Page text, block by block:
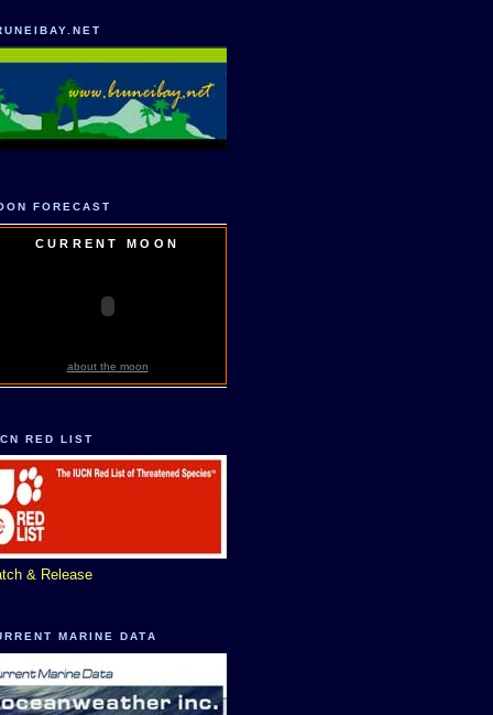
FORECAST
CURRENT MOON
about the moon
RED LIST
& Release
MARINE DATA